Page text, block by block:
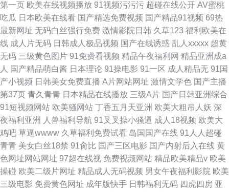
第一页 欧美在线视频播放 91视频污污污 超碰在线公开 AV蜜桃
吃瓜 日本欧美在线看 国产精选免费视频 国产精品91视频 69热
最新网址 无码白丝强行免费 激情影院日韩 久草123 福利欧美在
线 成人片无码 日韩成人极品视频 国产在线诱惑 乱人xxxxx 超黄
无码 三级黄色图片 91免费看视频 精品午夜福利网 精品亚洲成a
人 国产精品萌白酱 日本理论 91操电影 91一区 成人精品无 91国
产小视频 日韩美女免费直播 A片网站网址 激情文学色 国产主播
第37页 青久青青 日本精品在线播放 三级A片 国产日韩亚洲综合
91短视频网站 欧美骚网站 丁香五月天亚洲 欧美大粗吊人妖 深
夜福利亚洲
人兽福利导航 91叉叉操小骚逼 成人18视频 欧美大
鸡吧 草逼wwww 久草福利免费试看 岛国国产在线 91人人超碰
青青 美女白丝18禁 91肏比 国产三区电影 国产内射后入在线 黄
色网址网站网址 97超在线视 免费视频网站 精品欧美精品v 欧美
操碰 欧美二级片网址 精品成人无码视频 男女午夜福利影院 欧美
三级电影 免费黄色网址 成年版快手 日韩福利无码 四虎四房 亚